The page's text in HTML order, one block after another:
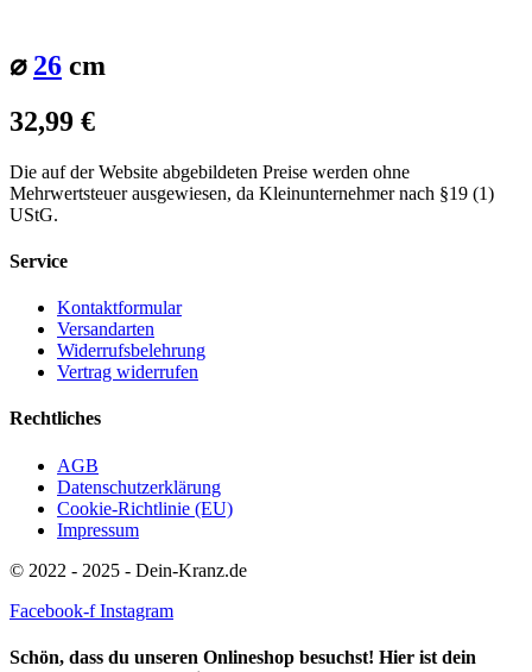
⌀ 26 cm
32,99 €
Die auf der Website abgebildeten Preise werden ohne
Mehrwertsteuer ausgewiesen, da Kleinunternehmer nach §19 (1)
UStG.
Service
Kontaktformular
Versandarten
Widerrufsbelehrung
Vertrag widerrufen
Rechtliches
AGB
Datenschutzerklärung
Cookie-Richtlinie (EU)
Impressum
© 2022 - 2025 - Dein-Kranz.de
Facebook-f Instagram
Schön, dass du unseren Onlineshop besuchst! Hier ist dein